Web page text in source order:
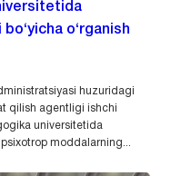
o‘rganish
huzuridagi
qilish agentligi ishchi
universitetida
moddalarning...